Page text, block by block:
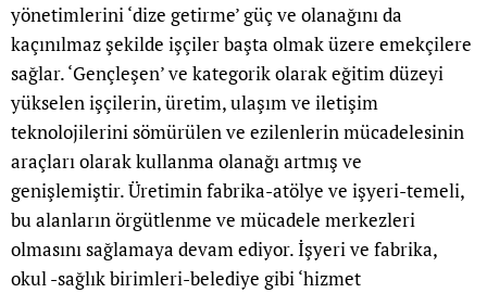
yönetimlerini ‘dize getirme’ güç ve olanağını da
kaçınılmaz şekilde işçiler başta olmak üzere emekçilere
sağlar. ‘Gençleşen’ ve kategorik olarak eğitim düzeyi
yükselen işçilerin, üretim, ulaşım ve iletişim
teknolojilerini sömürülen ve ezilenlerin mücadelesinin
araçları olarak kullanma olanağı artmış ve
genişlemiştir. Üretimin fabrika-atölye ve işyeri-temeli,
bu alanların örgütlenme ve mücadele merkezleri
olmasını sağlamaya devam ediyor. İşyeri ve fabrika,
okul -sağlık birimleri-belediye gibi ‘hizmet